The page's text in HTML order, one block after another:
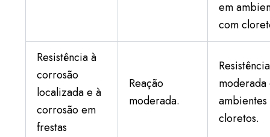
em
com
Resistência à
corrosão
localizada e à
corrosão em
frestas
Reação
moderada.
Resistência
moderada
cloretos.